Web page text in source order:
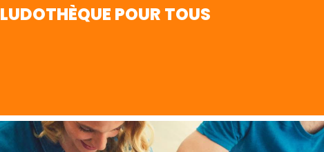
LUDOTHÈQUE POUR TOUS